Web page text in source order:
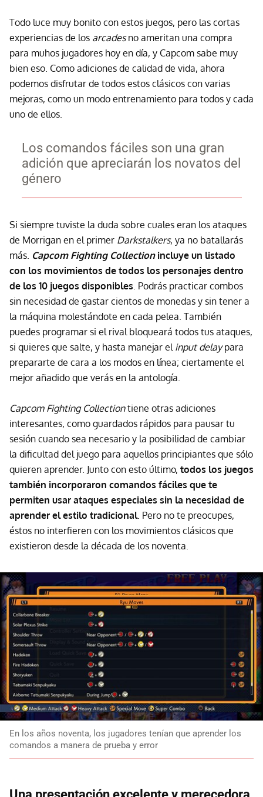
Todo luce muy bonito con estos juegos, pero las cortas
experiencias de los arcadesno ameritan una compra
para muhos jugadores hoy en día, y Capcom sabe muy
bien eso. Como adiciones de calidad de vida, ahora
podemos disfrutar de todos estos clásicos con varias
mejoras, como un modo entrenamiento para todos y cada
uno de ellos.
Los comandos fáciles son una gran
adición que apreciarán los novatos del
género
Si siempre tuviste la duda sobre cuales eran los ataques
de Morrigan en el primer Darkstalkers, ya no batallarás
más. Capcom Fighting Collectionincluye un listado
con los movimientos de todos los personajes dentro
de los 10 juegos disponibles. Podrás practicar combos
sin necesidad de gastar cientos de monedas y sin tener a
la máquina molestándote en cada pelea. También
puedes programar si el rival bloqueará todos tus ataques,
si quieres que salte, y hasta manejar el input delaypara
prepararte de cara a los modos en línea; ciertamente el
mejor añadido que verás en la antología.
Capcom Fighting Collectiontiene otras adiciones
interesantes, como guardados rápidos para pausar tu
sesión cuando sea necesario y la posibilidad de cambiar
la dificultad del juego para aquellos principiantes que sólo
quieren aprender. Junto con esto último, todos los juegos
también incorporaron comandos fáciles que te
permiten usar ataques especiales sin la necesidad de
aprender el estilo tradicional. Pero no te preocupes,
éstos no interfieren con los movimientos clásicos que
existieron desde la década de los noventa.
En los años noventa, los jugadores tenían que aprender los
comandos a manera de prueba y error